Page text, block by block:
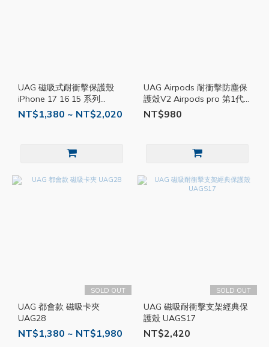
UAG 磁吸式耐衝擊保護殼
iPhone 17 16 15 系列
UAG05
NT$1,380 ~ NT$2,020
UAG Airpods 耐衝擊防塵保
護殼V2 Airpods pro 第1代
第2代 一代 2代 防撞殼 保護
套 V16
NT$980
SOLD OUT
UAG 都會款 磁吸卡夾
UAG28
NT$1,380 ~ NT$1,980
SOLD OUT
UAG 磁吸耐衝擊支架經典保
護殼 UAGS17
NT$2,420